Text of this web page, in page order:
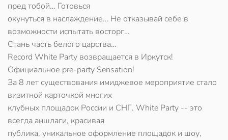
пред тобой… Готовься
окунуться в наслаждение… Не отказывай себе в
возможности испытать восторг…
Стань часть белого царства…
Record White Party возвращается в Иркутск!
Официальное pre-party Sensation!
За 8 лет существования имиджевое мероприятие стало
визитной карточкой многих
клубных площадок России и СНГ. White Party -- это
всегда аншлаги, красивая
публика, уникальное оформление площадок и шоу,